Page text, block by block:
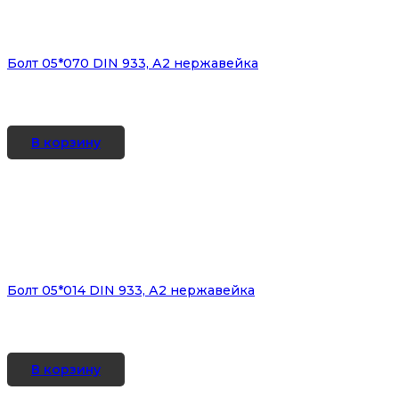
Болт 05*070 DIN 933, А2 нержавейка
В корзину
Болт 05*014 DIN 933, А2 нержавейка
В корзину